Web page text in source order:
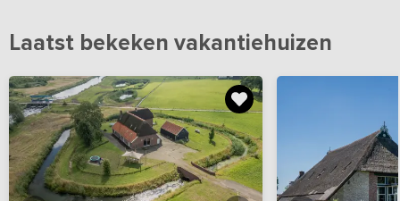
Laatst bekeken vakantiehuizen